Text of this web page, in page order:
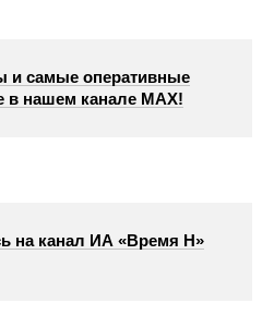
и самые оперативные
в нашем канале МАХ!
на канал ИА «Время Н»